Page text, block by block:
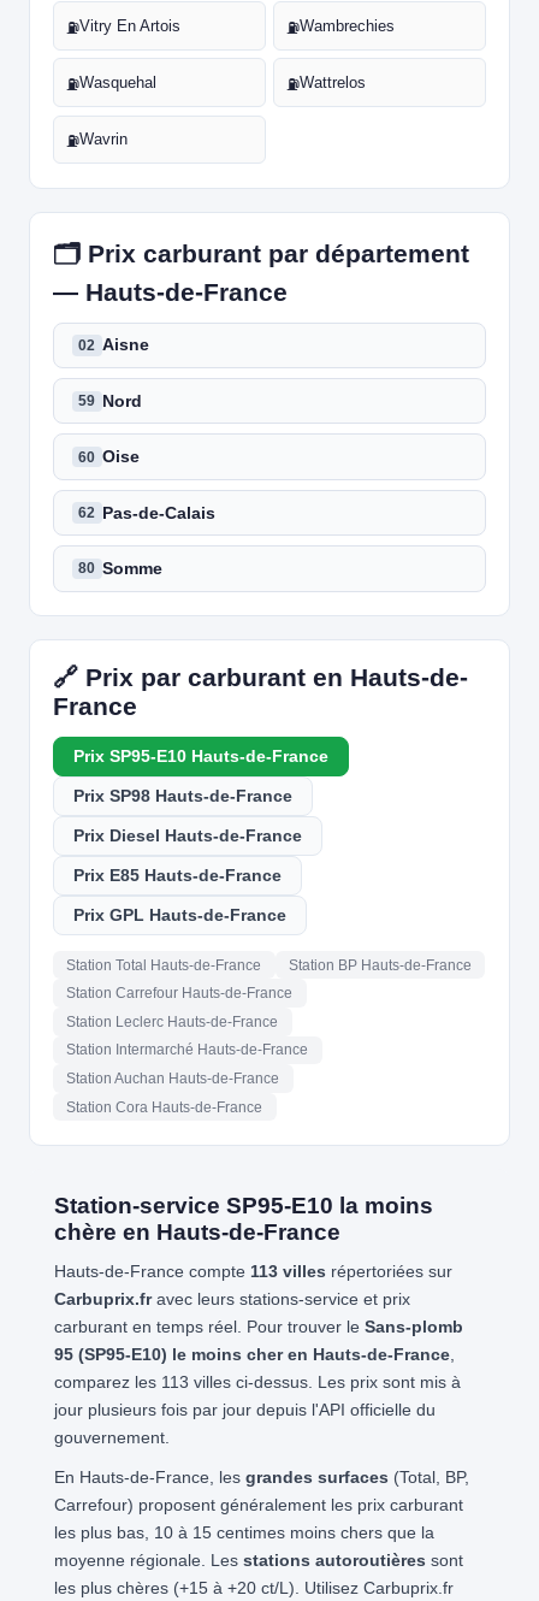
⛽Vitry En Artois ⛽Wambrechies
⛽Wasquehal ⛽Wattrelos
⛽Wavrin
🗂️ Prix carburant par département
— Hauts-de-France
02 Aisne
59 Nord
60 Oise
62 Pas-de-Calais
80 Somme
🔗 Prix par carburant en Hauts-de-
France
Prix SP95-E10 Hauts-de-France
Prix SP98 Hauts-de-France
Prix Diesel Hauts-de-France
Prix E85 Hauts-de-France
Prix GPL Hauts-de-France
Station Total Hauts-de-France
Station BP Hauts-de-France
Station Carrefour Hauts-de-France
Station Leclerc Hauts-de-France
Station Intermarché Hauts-de-France
Station Auchan Hauts-de-France
Station Cora Hauts-de-France
Station-service SP95-E10 la moins
chère en Hauts-de-France
Hauts-de-France compte 113 villes répertoriées sur
Carbuprix.fravec leurs stations-service et prix
carburant en temps réel. Pour trouver le Sans-plomb
95 (SP95-E10) le moins cher en Hauts-de-France,
comparez les 113 villes ci-dessus. Les prix sont mis à
jour plusieurs fois par jour depuis l'API officielle du
gouvernement.
En Hauts-de-France, les grandes surfaces (Total, BP,
Carrefour) proposent généralement les prix carburant
les plus bas, 10 à 15 centimes moins chers que la
moyenne régionale. Les stations autoroutières sont
les plus chères (+15 à +20 ct/L). Utilisez Carbuprix.fr